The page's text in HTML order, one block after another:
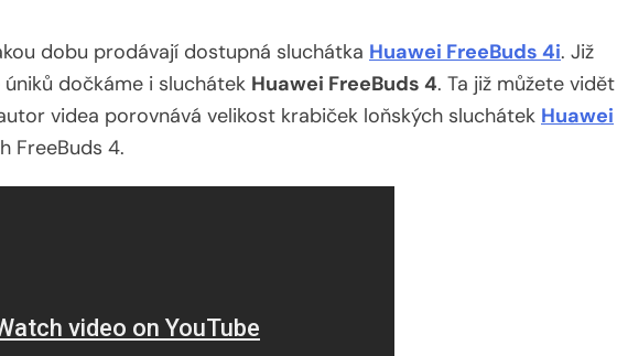
dobu prodávají dostupná sluchátka Huawei FreeBuds 4i. Již
dočkáme i sluchátek Huawei FreeBuds 4. Ta již můžete vidět
videa porovnává velikost krabiček loňských sluchátek Huawei
FreeBuds 4.